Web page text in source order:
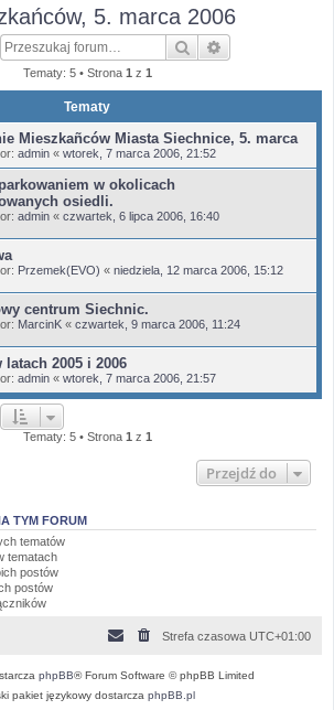
5. marca 2006
Szukaj
Tematy: 5 • Strona 1 z 1
Tematy
Mieszkañców Miasta Siechnice, 5. marca
admin « wtorek, 7 marca 2006, 21:52
w okolicach
osiedli.
admin « czwartek, 6 lipca 2006, 16:40
Przemek(EVO) « niedziela, 12 marca 2006, 15:12
centrum Siechnic.
MarcinK « czwartek, 9 marca 2006, 11:24
latach 2005 i 2006
admin « wtorek, 7 marca 2006, 21:57
Tematy: 5 • Strona 1 z 1
Przejdź do
TYM FORUM
tematów
tematach
postów
postów
Strefa czasowa UTC+01:00
phpBB® Forum Software © phpBB Limited
pakiet językowy dostarcza phpBB.pl